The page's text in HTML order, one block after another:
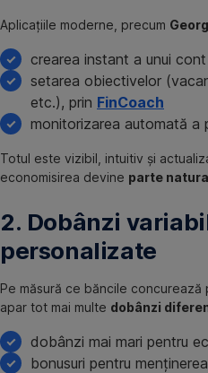
Aplicațiile moderne, precum
crearea instant a unui
setarea obiectivelor
etc.), prin FinCoach
monitorizarea automată a
Totul este vizibil, intuitiv și
economisirea devine parte
2. Dobânzi
personalizate
Pe măsură ce băncile
apar tot mai multe dobânzi
dobânzi mai mari pentru
bonusuri pentru